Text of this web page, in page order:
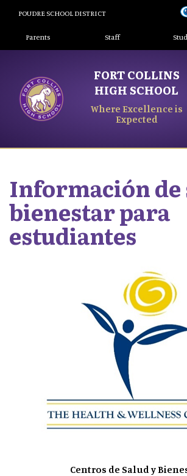
content
POUDRE SCHOOL DISTRICT
Landing Page Menu
Parents Staff
FORT COLLINS
HIGH SCHOOL
Where Excellence is
Expected
Información de
bienestar para
estudiantes
Centros de Salud y